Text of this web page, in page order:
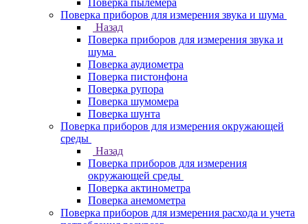
Поверка пылемера
Поверка приборов для измерения звука и шума
Назад
Поверка приборов для измерения звука и
шума
Поверка аудиометра
Поверка пистонфона
Поверка рупора
Поверка шумомера
Поверка шунта
Поверка приборов для измерения окружающей
среды
Назад
Поверка приборов для измерения
окружающей среды
Поверка актинометра
Поверка анемометра
Поверка приборов для измерения расхода и учета